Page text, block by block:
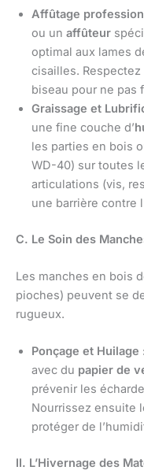
Affûtage
ou un affûteur
optimal aux lames
cisailles. Respectez
biseau pour ne pas
Graissage et
une fine couche d’
les parties en bois
WD-40) sur toutes
articulations (vis,
une barrière contre
C. Le Soin des
Les manches en bois
pioches) peuvent se
rugueux.
Ponçage et Huilage
avec du papier de
prévenir les
Nourrissez ensuite
protéger de
II. L’Hivernage des